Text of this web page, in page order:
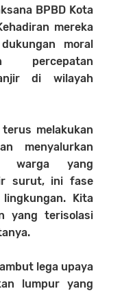
BPBD Kota
mereka
moral
percepatan
di wilayah
melakukan
menyalurkan
warga yang
surut, ini fase
Kita
yang terisolasi
lega upaya
lumpur yang